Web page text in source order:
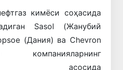
кимёси соҳасида
Sasol (Жанубий
(Дания) ва Chevron
асосида